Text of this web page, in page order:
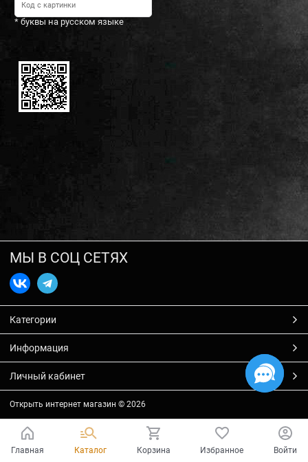
* буквы на русском языке
МЫ В СОЦ СЕТЯХ
Категории
Информация
Личный кабинет
Открыть интернет магазин © 2026
Главная Каталог Корзина Избранное Войти